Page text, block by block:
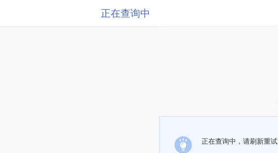
正在查询中
正在查询中，请刷新重试